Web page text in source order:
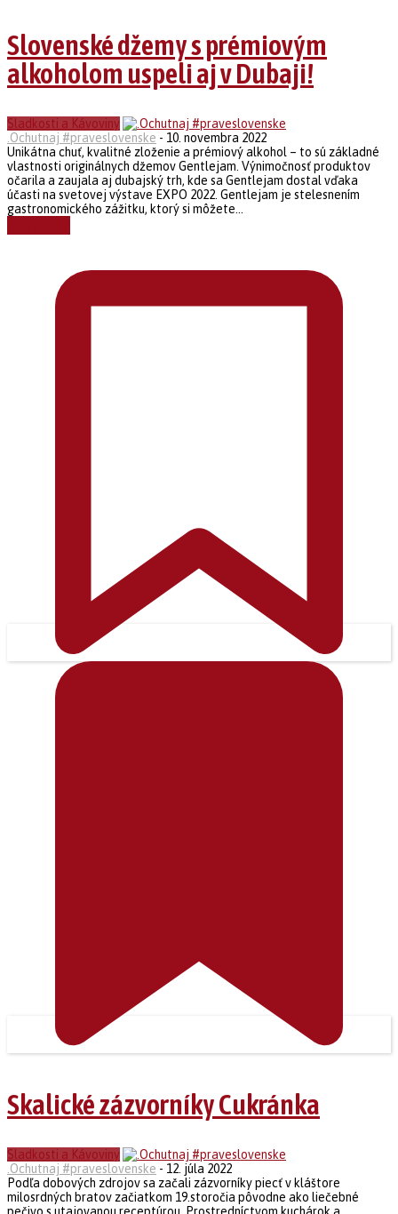
Slovenské džemy s prémiovým
alkoholom uspeli aj v Dubaji!
Sladkosti a Kávoviny
.Ochutnaj #praveslovenske - 10. novembra 2022
Unikátna chuť, kvalitné zloženie a prémiový alkohol – to sú základné
vlastnosti originálnych džemov Gentlejam. Výnimočnosť produktov
očarila a zaujala aj dubajský trh, kde sa Gentlejam dostal vďaka
účasti na svetovej výstave EXPO 2022. Gentlejam je stelesnením
gastronomického zážitku, ktorý si môžete...
Skalické zázvorníky Cukránka
Sladkosti a Kávoviny
.Ochutnaj #praveslovenske - 12. júla 2022
Podľa dobových zdrojov sa začali zázvorníky piecť v kláštore
milosrdných bratov začiatkom 19.storočia pôvodne ako liečebné